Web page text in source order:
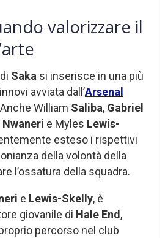
valorizzare il
Saka si inserisce in una più
avviata dall’Arsenal
William Saliba, Gabriel
Nwaneri e Myles Lewis-
esteso i rispettivi
della volontà della
l’ossatura della squadra.
e Lewis-Skelly, è
giovanile di Hale End,
percorso nel club